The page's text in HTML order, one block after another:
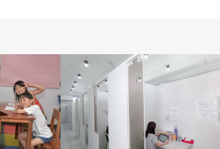
学校施設